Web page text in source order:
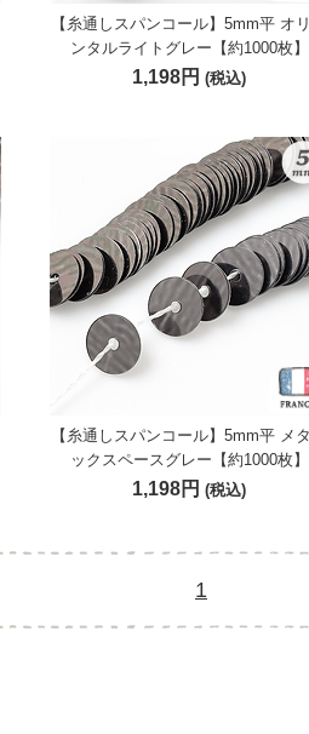
【糸通しスパンコール】5mm平 オ
ンタルライトグレー【約1000枚】
1,198円 (税込)
【糸通しスパンコール】5mm平 メ
ックスペースグレー【約1000枚】
1,198円 (税込)
1